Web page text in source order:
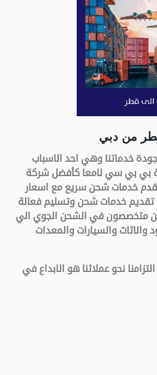
من دبي
خدماتنا وهي احد الاسباب
بي بي سي لامعا كأفضل شركة
خدمات شحن سريع مع اسعار
تقديم خدمات شحن وتسليم فعالة
نحن متخصصون في الشحن الجوي الي
والسيارات والمعدات
نحو عملائنا هو الابداع في